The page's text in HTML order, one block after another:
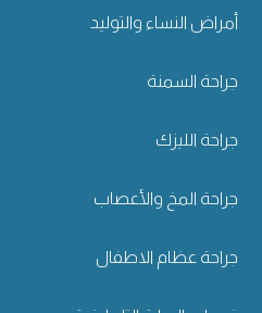
أمراض النساء والتوليد
جراحة السمنة
جراحة الليزك
جراحة المخ والأعصاب
جراحة عظام الاطفال